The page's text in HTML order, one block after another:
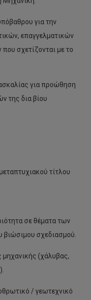
για την
επαγγελματικών
σχετίζονται με το
για προώθηση
της δια βίου
τίτλου
σε θέματα των
βιώσιμου σχεδιασμού.
(χάλυβας,
/ γεωτεχνικό